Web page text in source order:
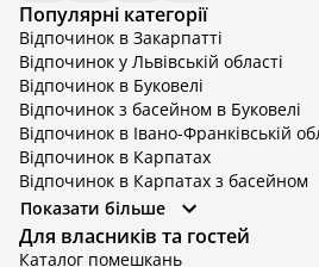
Популярні категорії
Відпочинок в Закарпатті
Відпочинок у Львівській області
Відпочинок в Буковелі
Відпочинок з басейном в Буковелі
Відпочинок в Івано-Франківській
Відпочинок в Карпатах
Відпочинок в Карпатах з басейном
Відпочинок в Київській області
Відпочинок в Київській області з
Відпочинок в Тернопільській області
Показати більше
Для власників та гостей
Каталог помешкань